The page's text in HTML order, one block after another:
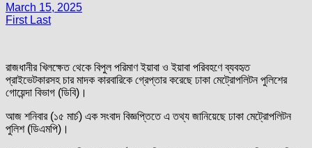
March 15, 2025
First Last
রাজধানীর খিলক্ষেত থেকে বিপুল পরিমাণ ইয়াবা ও ইয়াবা পরিবহণে ব্যবহৃত
প্রাইভেটকারসহ চার মাদক কারবারিকে গ্রেপ্তার করেছে ঢাকা মেট্রোপলিটন পুলিশের
গোয়েন্দা বিভাগ (ডিবি)।
আজ শনিবার (১৫ মার্চ) এক সংবাদ বিজ্ঞপ্তিতে এ তথ্য জানিয়েছে ঢাকা মেট্রোপলিটন
পুলিশ (ডিএমপি)।